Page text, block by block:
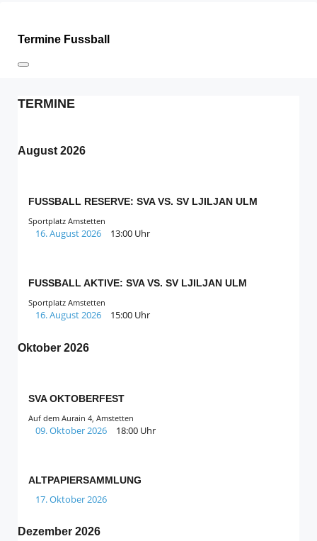
Termine Fussball
TERMINE
August 2026
FUSSBALL RESERVE: SVA VS. SV LJILJAN ULM
Sportplatz Amstetten
16. August 2026 13:00 Uhr
FUSSBALL AKTIVE: SVA VS. SV LJILJAN ULM
Sportplatz Amstetten
16. August 2026 15:00 Uhr
Oktober 2026
SVA OKTOBERFEST
Auf dem Aurain 4, Amstetten
09. Oktober 2026 18:00 Uhr
ALTPAPIERSAMMLUNG
17. Oktober 2026
Dezember 2026